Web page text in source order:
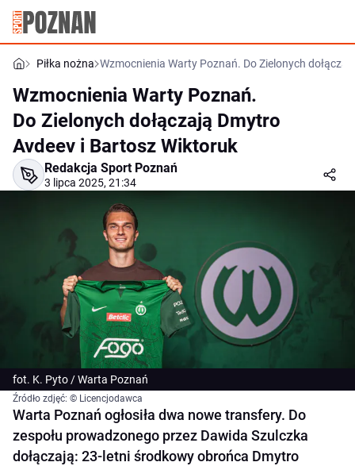
Piłka nożna Wzmocnienia Warty Poznań. Do Zielonych
Wzmocnienia Warty Poznań.
Do Zielonych dołączają Dmytro
Avdeev i Bartosz Wiktoruk
Redakcja Sport Poznań
3 lipca 2025, 21:34
fot. K. Pyto / Warta Poznań
Źródło zdjęć: © Licencjodawca
Warta Poznań ogłosiła dwa nowe transfery. Do
zespołu prowadzonego przez Dawida Szulczka
dołączają: 23-letni środkowy obrońca Dmytro